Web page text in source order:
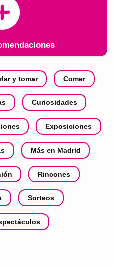
y tomar Comer
Curiosidades
Exposiciones
Más en Madrid
Rincones
Sorteos